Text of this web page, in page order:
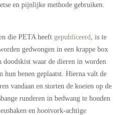
en pijnlijke methode gebruiken.
die PETA heeft gepubliceerd , is te
gedwongen in een krappe box
doodskist waar de dieren in worden
hun benen geplaatst. Hierna valt de
vandaan en storten de koeien op de
runderen in bedwang te houden
en hooivork-achtige